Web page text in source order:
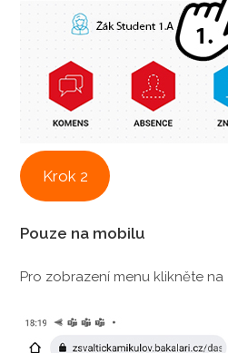
Krok 2
Pouze na mobilu
Pro zobrazení menu klikněte na